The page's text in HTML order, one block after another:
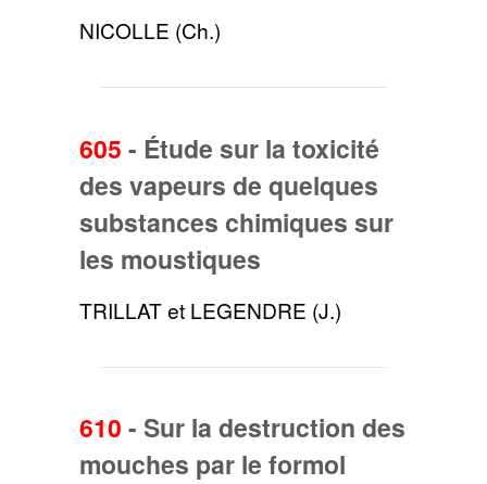
NICOLLE (Ch.)
605 - Étude sur la toxicité
des vapeurs de quelques
substances chimiques sur
les moustiques
TRILLAT et LEGENDRE (J.)
610 - Sur la destruction des
mouches par le formol